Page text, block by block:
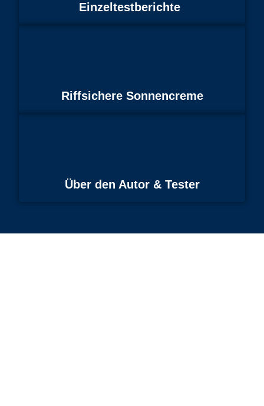
Einzeltestberichte
Riffsichere Sonnencreme
Über den Autor & Tester